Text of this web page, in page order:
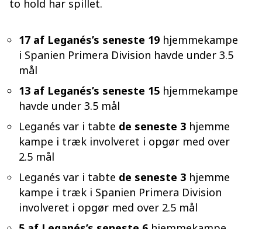
to hold har spillet.
17 af Leganés’s seneste 19 hjemmekampe
i Spanien Primera Division havde under 3.5
mål
13 af Leganés’s seneste 15 hjemmekampe
havde under 3.5 mål
Leganés var i tabte de seneste 3 hjemme
kampe i træk involveret i opgør med over
2.5 mål
Leganés var i tabte de seneste 3 hjemme
kampe i træk i Spanien Primera Division
involveret i opgør med over 2.5 mål